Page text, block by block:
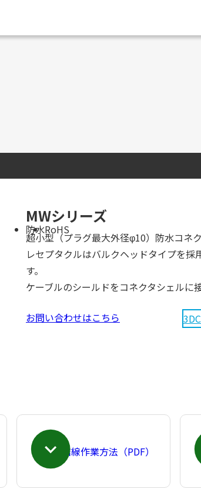
MWシリーズ
防水RoHS
超小型（プラグ最大外径φ10）防水コネク
レセプタクルはバルクヘッドタイプを採
す。
ケーブルのシールドをコネクタシェルに
お問い合わせはこちら
結線作業方法（PDF）